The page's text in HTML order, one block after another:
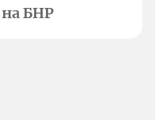
БНР